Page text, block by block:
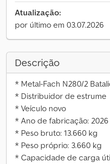
Atualização:
por último em 03.07.2026
Descrição
* Metal-Fach N280/2
* Distribuidor de estrume
* Veículo novo
* Ano de fabricação: 2026
* Peso bruto: 13.660 kg
* Peso próprio: 3.660 kg
* Capacidade de carga